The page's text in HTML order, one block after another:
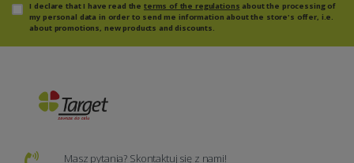
I declare that I have read the terms of the regulations about the processing of
my personal data in order to send me information about the store's offer, i.e.
about promotions, new products and discounts.
Masz pytania? Skontaktuj się z nami!